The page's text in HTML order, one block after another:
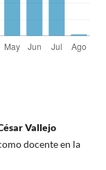
Vallejo
docente en la